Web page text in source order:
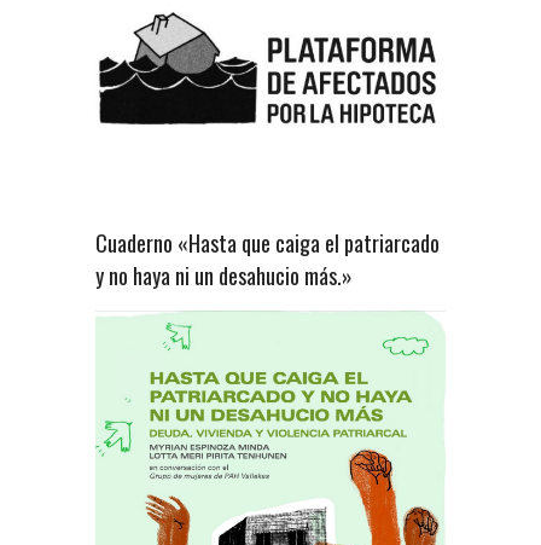
Cuaderno «Hasta que caiga el patriarcado
y no haya ni un desahucio más.»